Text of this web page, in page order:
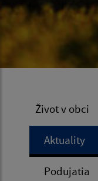
Život v obci
Aktuality
Podujatia